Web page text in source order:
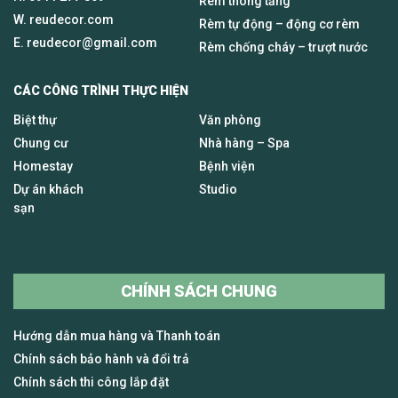
W. reudecor.com
E. reudecor@gmail.com
Rèm tự động – động cơ rèm
Rèm chống cháy – trượt nước
CÁC CÔNG TRÌNH THỰC HIỆN
Biệt thự
Chung cư
Homestay
Dự án khách
sạn
Văn phòng
Nhà hàng – Spa
Bệnh viện
Studio
CHÍNH SÁCH CHUNG
Hướng dẫn mua hàng và Thanh toán
Chính sách bảo hành và đổi trả
Chính sách thi công lắp đặt